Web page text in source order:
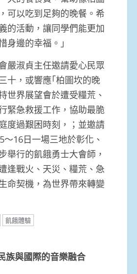
可以吃到足夠的晚餐。希
的活動，讓同學們能更加
身邊的幸福。」
嚴淑貞主任邀請愛心民眾
十，或響應｢柏圖坎的晚
世界展望會於遭受糧荒、
緊急救援工作，協助最脆
度過艱困時刻，；並邀請
～16日一場三地於彰化、
舉行的飢餓勇士大會師，
逢戰火、天災、糧荒、急
命契機，為世界帶來轉變
飢餓體驗
族與國際的音樂融合